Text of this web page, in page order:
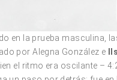
en la prueba masculina,
por Alegna González e
el ritmo era oscilante –